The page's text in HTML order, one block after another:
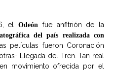
elOdeón fue anfitrión de la
del país realizada con
películas fueron Coronación
Llegada del Tren. Tan real
movimiento ofrecida por el